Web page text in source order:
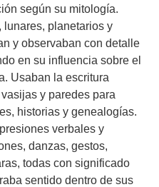
según su mitología.
planetarios y
y observaban con detalle
en su influencia sobre el
Usaban la escritura
y paredes para
historias y genealogías.
verbales y
danzas, gestos,
todas con significado
sentido dentro de sus